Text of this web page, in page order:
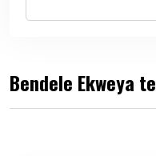
Bendele Ekweya te